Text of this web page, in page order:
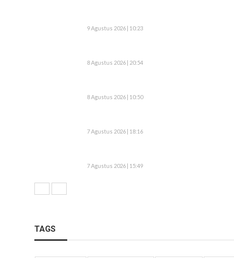
9 Agustus 2026 | 10:23
8 Agustus 2026 | 20:54
8 Agustus 2026 | 10:50
7 Agustus 2026 | 18:16
7 Agustus 2026 | 15:49
TAGS